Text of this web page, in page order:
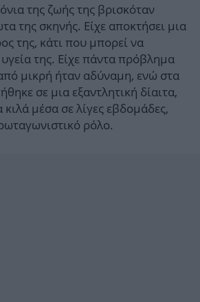
της ζωής της βρισκόταν
της σκηνής. Είχε αποκτήσει μια
της, κάτι που μπορεί να
της. Είχε πάντα πρόβλημα
μικρή ήταν αδύναμη, ενώ στα
σε μια εξαντλητική δίαιτα,
μέσα σε λίγες εβδομάδες,
ρόλο.